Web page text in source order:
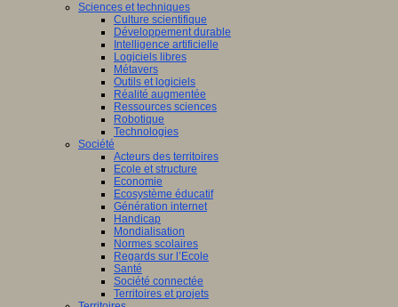
Sciences et techniques
Culture scientifique
Développement durable
Intelligence artificielle
Logiciels libres
Métavers
Outils et logiciels
Réalité augmentée
Ressources sciences
Robotique
Technologies
Société
Acteurs des territoires
Ecole et structure
Economie
Ecosystème éducatif
Génération internet
Handicap
Mondialisation
Normes scolaires
Regards sur l’Ecole
Santé
Société connectée
Territoires et projets